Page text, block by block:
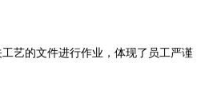
艺的文件进行作业，体现了员工严谨